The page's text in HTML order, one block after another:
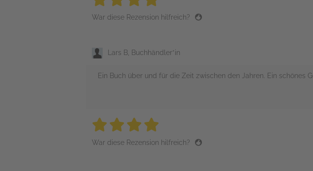
War diese Rezension hilfreich?
Lars B, Buchhändler*in
Ein Buch über und für die Zeit zwischen den Jahren. Ein schönes
4 stars
4 stars
4 stars
War diese Rezension hilfreich?